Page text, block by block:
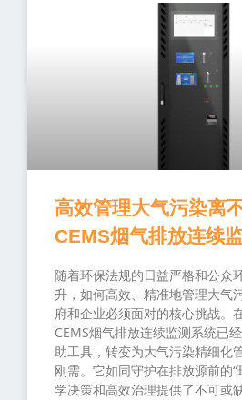
高效管理大气污染离
CEMS烟气排放连续
随着环保法规的日益严格和公众
升，如何高效、精准地管理大气
府和企业必须面对的核心挑战。
CEMS烟气排放连续监测系统已
助工具，转变为大气污染精细化
刚需。它如同守护在排放源前的“
学决策和高效治理提供了不可或